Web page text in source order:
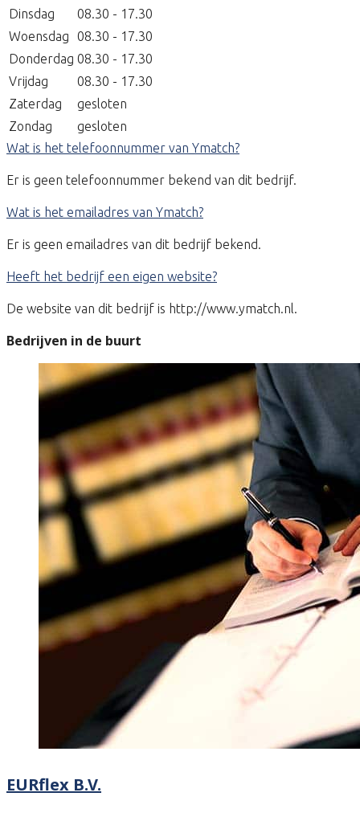
Dinsdag
08.30 - 17.30
Woensdag
08.30 - 17.30
Donderdag 08.30 - 17.30
Vrijdag
08.30 - 17.30
Zaterdag
gesloten
Zondag
gesloten
Wat is het telefoonnummer van Ymatch?
Er is geen telefoonnummer bekend van dit bedrijf.
Wat is het emailadres van Ymatch?
Er is geen emailadres van dit bedrijf bekend.
Heeft het bedrijf een eigen website?
De website van dit bedrijf is http://www.ymatch.nl.
Bedrijven in de buurt
EURflex B.V.